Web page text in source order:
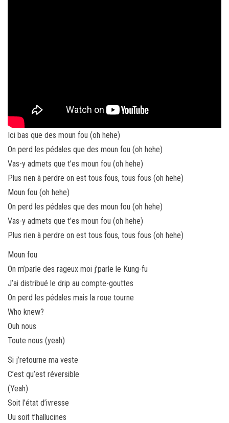
Ici bas que des moun fou (oh hehe)
On perd les pédales que des moun fou (oh hehe)
Vas-y admets que t’es moun fou (oh hehe)
Plus rien à perdre on est tous fous, tous fous (oh hehe)
Moun fou (oh hehe)
On perd les pédales que des moun fou (oh hehe)
Vas-y admets que t’es moun fou (oh hehe)
Plus rien à perdre on est tous fous, tous fous (oh hehe)
Moun fou
On m’parle des rageux moi j’parle le Kung-fu
J’ai distribué le drip au compte-gouttes
On perd les pédales mais la roue tourne
Who knew?
Ouh nous
Toute nous (yeah)
Si j’retourne ma veste
C’est qu’est réversible
(Yeah)
Soit l’état d’ivresse
Uu soit t’hallucines